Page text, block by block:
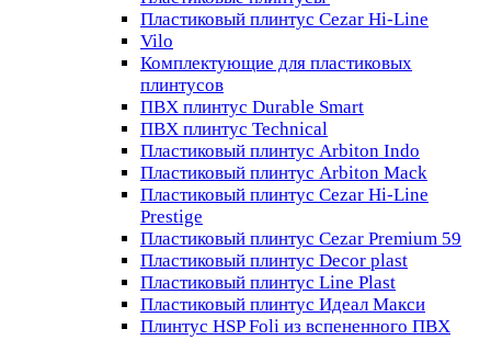
Пластиковый плинтус Cezar Hi-Line
Vilo
Комплектующие для пластиковых
плинтусов
ПВХ плинтус Durable Smart
ПВХ плинтус Technical
Пластиковый плинтус Arbiton Indo
Пластиковый плинтус Arbiton Mack
Пластиковый плинтус Cezar Hi-Line
Prestige
Пластиковый плинтус Cezar Premium 59
Пластиковый плинтус Decor plast
Пластиковый плинтус Line Plast
Пластиковый плинтус Идеал Макси
Плинтус HSP Foli из вспененного ПВХ